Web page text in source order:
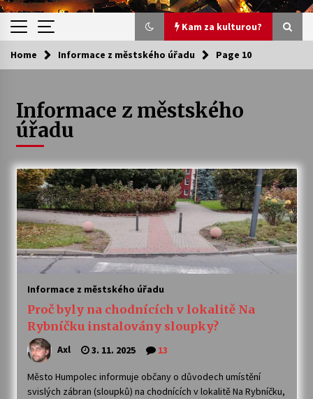
Kam za kulturou?
Kam za kulturou?
Letní koncerty ve Stromovce: Ars Camerata a
Sukuba Ensemble
Vernisáž výstavy Josefíny Duškové: Stávám se
kapkou
30. 7. 2026
Veselí muzikanti
30. 7. 2026
šedesátka: 28. 7.–1. 8. 2026
28. 7. 2026
Jenakaši
28. 7. 2026
Home Informace z městského úřadu Page 10
Informace z městského
úřadu
Informace z městského úřadu
Proč byly na chodnících v lokalitě Na
Rybníčku instalovány sloupky?
Axl 3. 11. 2025 13
Město Humpolec informuje občany o důvodech umístění
svislých zábran (sloupků) na chodnících v lokalitě Na Rybníčku,